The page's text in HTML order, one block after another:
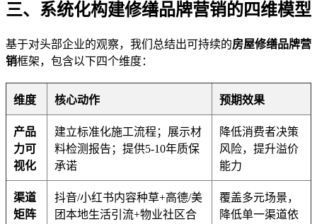
三、系统化构建修缮品牌营销的四维模型
基于对头部企业的观察，我们总结出可持续的房屋修缮品牌营
销框架，包含以下四个维度：
维度 核心动作 预期效果
产品
力可
视化
建立标准化施工流程；展示材
料检测报告；提供5-10年质保
承诺
降低消费者决策
风险，提升溢价
能力
渠道
矩阵
抖音/小红书内容种草+高德/美
团本地生活引流+物业社区合
覆盖多元场景，
降低单一渠道依